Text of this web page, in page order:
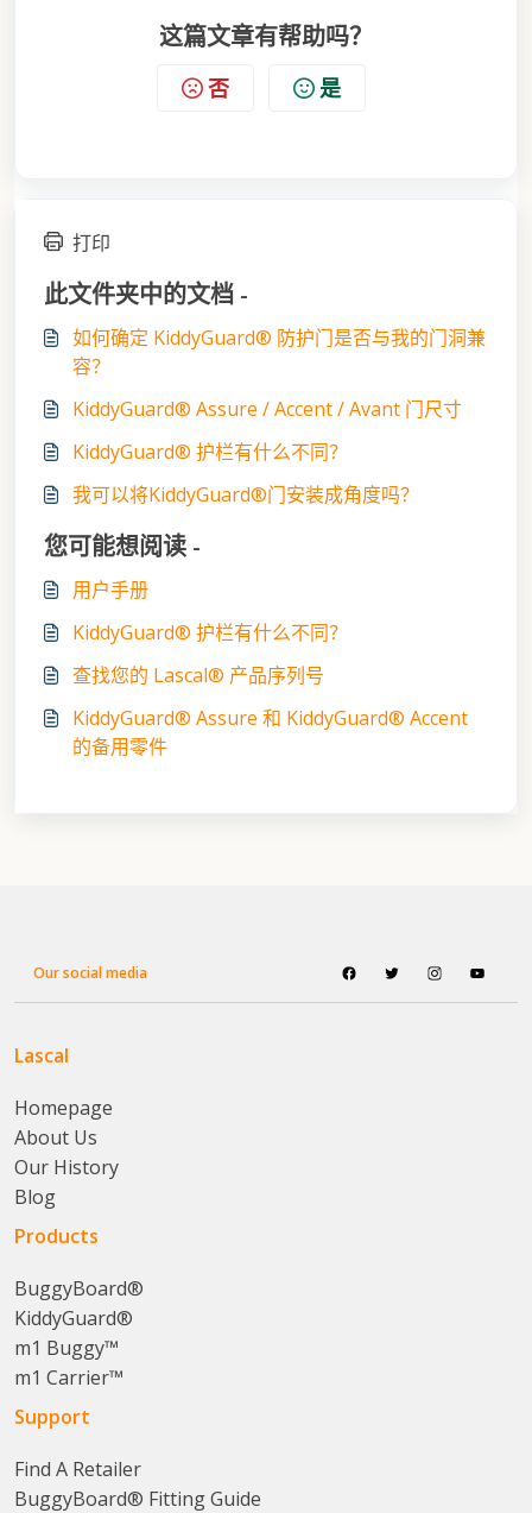
这篇文章有帮助吗？
否 是
打印
此文件夹中的文档 -
如何确定 KiddyGuard® 防护门是否与我的门洞兼
容？
KiddyGuard® Assure / Accent / Avant 门尺寸
KiddyGuard® 护栏有什么不同？
我可以将KiddyGuard®门安装成角度吗？
您可能想阅读 -
用户手册
KiddyGuard® 护栏有什么不同？
查找您的 Lascal® 产品序列号
KiddyGuard® Assure 和 KiddyGuard® Accent
的备用零件
Our social media
Lascal
Homepage
About Us
Our History
Blog
Products
BuggyBoard®
KiddyGuard®
m1 Buggy™
m1 Carrier™
Support
Find A Retailer
BuggyBoard® Fitting Guide